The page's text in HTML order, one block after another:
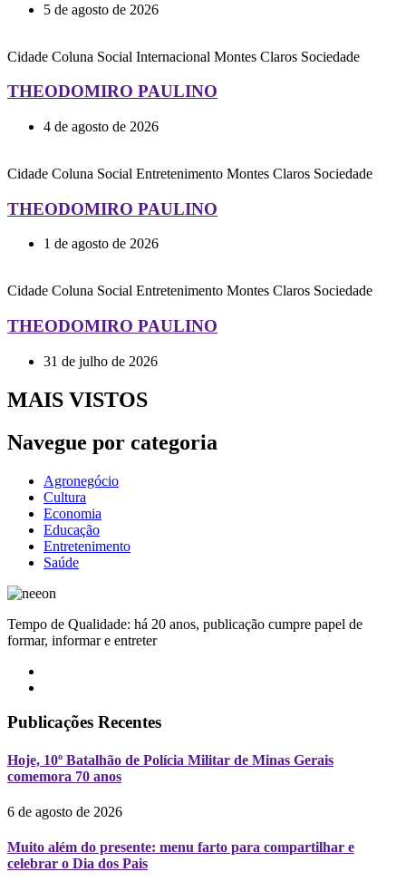
5 de agosto de 2026
Cidade Coluna Social Internacional Montes Claros Sociedade
THEODOMIRO PAULINO
4 de agosto de 2026
Cidade Coluna Social Entretenimento Montes Claros Sociedade
THEODOMIRO PAULINO
1 de agosto de 2026
Cidade Coluna Social Entretenimento Montes Claros Sociedade
THEODOMIRO PAULINO
31 de julho de 2026
MAIS VISTOS
Navegue por categoria
Agronegócio
Cultura
Economia
Educação
Entretenimento
Saúde
Tempo de Qualidade: há 20 anos, publicação cumpre papel de
formar, informar e entreter
Publicações Recentes
Hoje, 10º Batalhão de Polícia Militar de Minas Gerais
comemora 70 anos
6 de agosto de 2026
Muito além do presente: menu farto para compartilhar e
celebrar o Dia dos Pais